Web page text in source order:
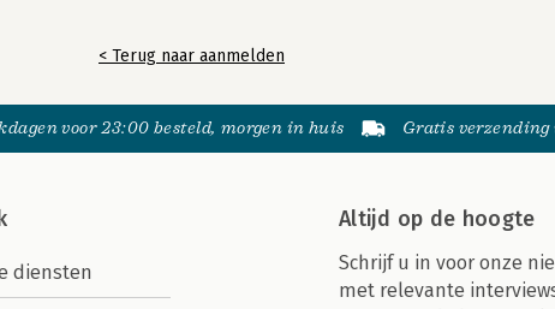
< Terug naar aanmelden
voor 23:00 besteld, morgen in huis Gratis
diensten
Altijd op de hoogte
Schrijf u in voor onze
met relevante